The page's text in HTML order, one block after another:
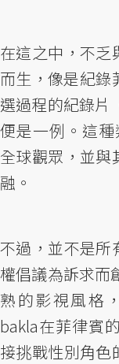
在這之中，不乏
而生，像是紀錄
選過程的紀錄片
便是一例。這
全球觀眾，並與
融。
不過，並不是所
權倡議為訴求而
熟的影視風格
bakla在菲律賓
接挑戰性別角色